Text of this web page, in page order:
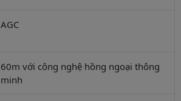
AGC
60m với công nghệ hồng ngoại thông
minh